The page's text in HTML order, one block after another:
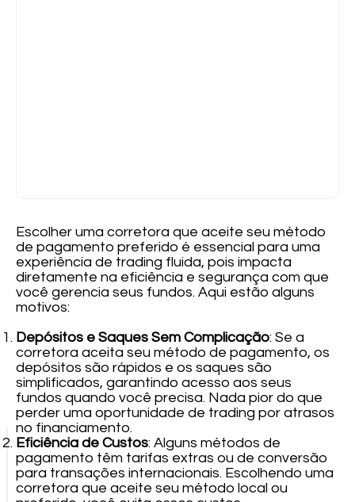
Escolher uma corretora que aceite seu método
de pagamento preferido é essencial para uma
experiência de trading fluida, pois impacta
diretamente na eficiência e segurança com que
você gerencia seus fundos. Aqui estão alguns
motivos:
Depósitos e Saques Sem Complicação: Se a
corretora aceita seu método de pagamento, os
depósitos são rápidos e os saques são
simplificados, garantindo acesso aos seus
fundos quando você precisa. Nada pior do que
perder uma oportunidade de trading por atrasos
no financiamento.
Eficiência de Custos: Alguns métodos de
pagamento têm tarifas extras ou de conversão
para transações internacionais. Escolhendo uma
corretora que aceite seu método local ou